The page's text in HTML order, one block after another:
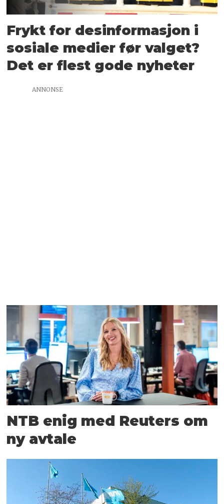
Frykt for desinformasjon i
sosiale medier før valget?
Det er flest gode nyheter
ANNONSE
NTB enig med Reuters om
ny avtale